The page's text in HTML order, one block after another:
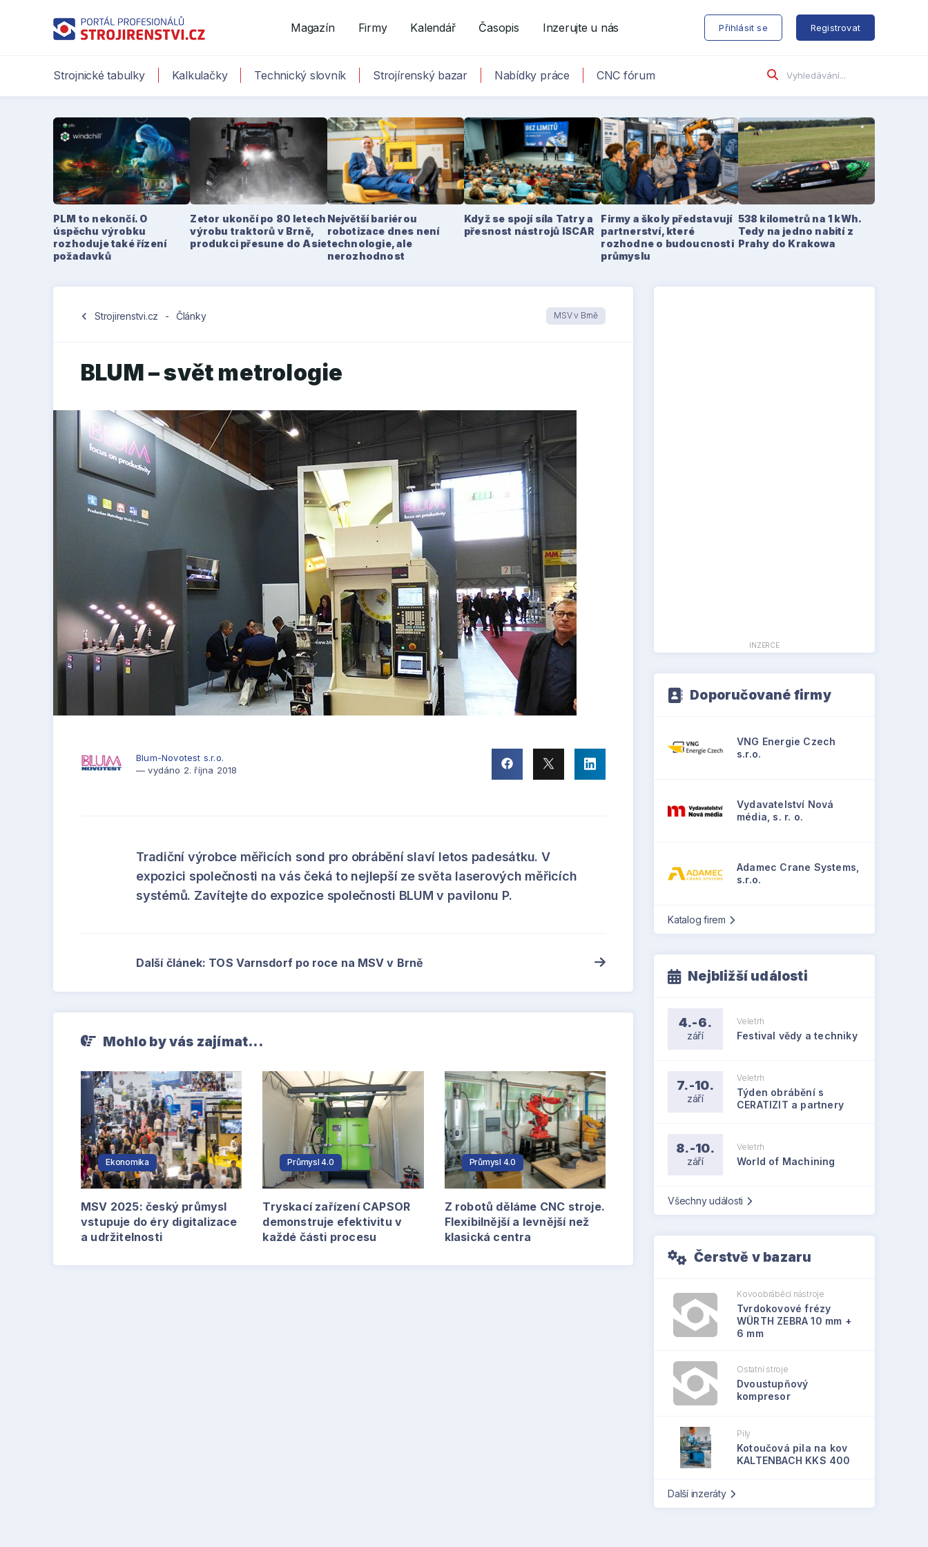
Magazín Firmy Kalendář Časopis Inzerujte u nás Přihlásit se Registrovat
Strojnické tabulky Kalkulačky Technický slovník Strojírenský bazar Nabídky práce CNC fórum
PLM to nekončí. O
úspěchu výrobku
rozhoduje také řízení
požadavků
Zetor ukončí po 80 letech
výrobu traktorů v Brně,
produkci přesune do Asie
Největší bariérou
robotizace dnes není
technologie, ale
nerozhodnost
Když se spojí síla Tatry a
přesnost nástrojů ISCAR
Firmy a školy představují
partnerství, které
rozhodne o budoucnosti
průmyslu
538 kilometrů na 1 kWh.
Tedy na jedno nabití z
Prahy do Krakowa
chevron_left Strojirenstvi.cz - Články MSV v Brně
BLUM – svět metrologie
Blum-Novotest s.r.o.
— vydáno 2. října 2018
Tradiční výrobce měřicích sond pro obrábění slaví letos padesátku. V
expozici společnosti na vás čeká to nejlepší ze světa laserových měřicích
systémů. Zavítejte do expozice společnosti BLUM v pavilonu P.
Další článek: TOS Varnsdorf po roce na MSV v Brně
Mohlo by vás zajímat...
Ekonomika
MSV 2025: český průmysl
vstupuje do éry digitalizace
a udržitelnosti
Průmysl 4.0
Tryskací zařízení CAPSOR
demonstruje efektivitu v
každé části procesu
Průmysl 4.0
Z robotů děláme CNC stroje.
Flexibilnější a levnější než
klasická centra
INZERCE
Doporučované firmy
VNG Energie Czech
s.r.o.
Vydavatelství Nová
média, s. r. o.
Adamec Crane Systems,
s.r.o.
Katalog firem
Nejbližší události
4.-6.
září
Veletrh
Festival vědy a techniky
7.-10.
září
Veletrh
Týden obrábění s
CERATIZIT a partnery
8.-10.
září
Veletrh
World of Machining
Všechny události
Čerstvě v bazaru
Kovoobráběcí nástroje
Tvrdokovové frézy
WÜRTH ZEBRA 10 mm +
6 mm
Ostatní stroje
Dvoustupňový
kompresor
Pily
Kotoučová pila na kov
KALTENBACH KKS 400
Další inzeráty